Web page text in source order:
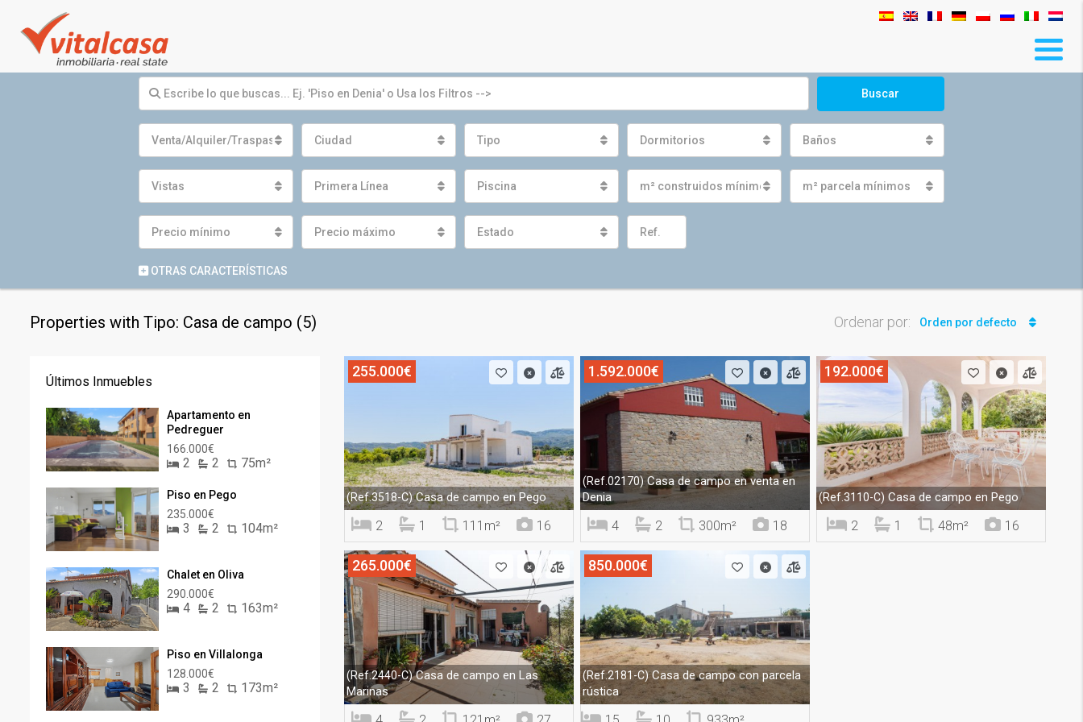
Buscar
Venta/Alquiler/Traspaso Ciudad Tipo Dormitorios Baños
Vistas Primera Línea Piscina m² construidos mínimos m² parcela mínimos
Precio mínimo Precio máximo Estado
OTRAS CARACTERÍSTICAS
Properties with Tipo: Casa de campo (5) Ordenar por: Orden por defecto
255.000€
(Ref.3518-C)Casa de campo en Pego
2 1 111m² 16
1.592.000€
(Ref.02170)Casa de campo en venta en
Denia
4 2 300m² 18
192.000€
(Ref.3110-C) Casa de campo en Pego
2 1 48m² 16
265.000€
(Ref.2440-C)Casa de campo en Las
Marinas
850.000€
(Ref.2181-C)Casa de campo con parcela
rústica
Últimos Inmuebles
Apartamento en
Pedreguer
166.000€
2 2 75m²
Piso en Pego
235.000€
3 2 104m²
Chalet en Oliva
290.000€
4 2 163m²
Piso en Villalonga
128.000€
3 2 173m²